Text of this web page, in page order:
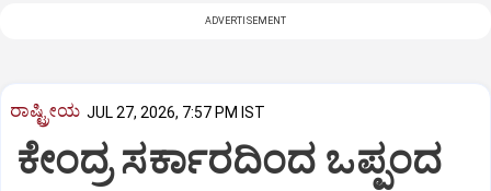
ADVERTISEMENT
ರಾಷ್ಟ್ರೀಯ JUL 27, 2026, 7:57 PM IST
ಕೇಂದ್ರ ಸರ್ಕಾರದಿಂದ ಒಪ್ಪಂದ